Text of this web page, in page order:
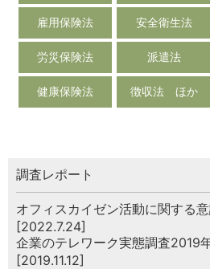
雇用保険法 安全衛生法
労災保険法 派遣法
健康保険法 徴収法 ほか
調査レポート
オフィスカイゼン活動に関する
[2022.7.24]
企業のテレワーク実態調査2019
[2019.11.12]